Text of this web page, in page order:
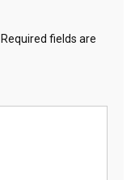
Required fields are